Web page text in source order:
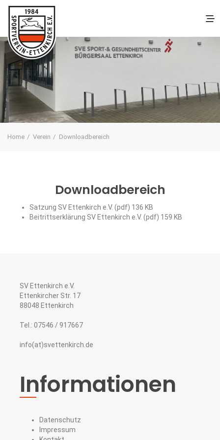
SV ETTENKIRCH E.V.
Home Verein Downloadbereich
Downloadbereich
Satzung SV Ettenkirch e.V. (pdf) 136 KB
Beitrittserklärung SV Ettenkirch e.V. (pdf) 159 KB
SV Ettenkirch e.V.
Ettenkircher Str. 17
88048 Ettenkirch
Tel.: 07546 / 917667
info(at)svettenkirch.de
Informationen
Datenschutz
Impressum